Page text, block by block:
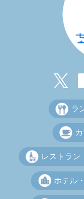
ラ
レストラン
ホテル